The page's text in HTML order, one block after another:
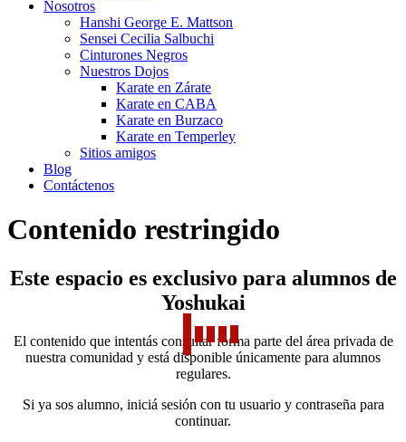
Nosotros
Hanshi George E. Mattson
Sensei Cecilia Salbuchi
Cinturones Negros
Nuestros Dojos
Karate en Zárate
Karate en CABA
Karate en Burzaco
Karate en Temperley
Sitios amigos
Blog
Contáctenos
Contenido restringido
Este espacio es exclusivo para alumnos de
Yoshukai
El contenido que intentás consultar forma parte del área privada de
nuestra comunidad y está disponible únicamente para alumnos
regulares.
Si ya sos alumno, iniciá sesión con tu usuario y contraseña para
continuar.